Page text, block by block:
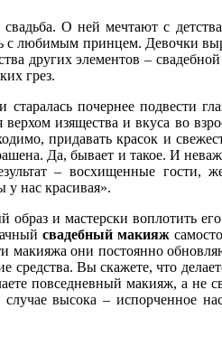
О ней мечтают с детства,
с любимым принцем. Девочки
других элементов –
грез.
почернее подвести
верхом изящества и вкуса во
придавать красок и
Да, бывает и такое. И
– восхищенные гости,
у нас красивая».
образ и мастерски воплотить
свадебный макияж
макияжа они постоянно
средства. Вы скажете, что
повседневный макияж, а не
высока – испорченное